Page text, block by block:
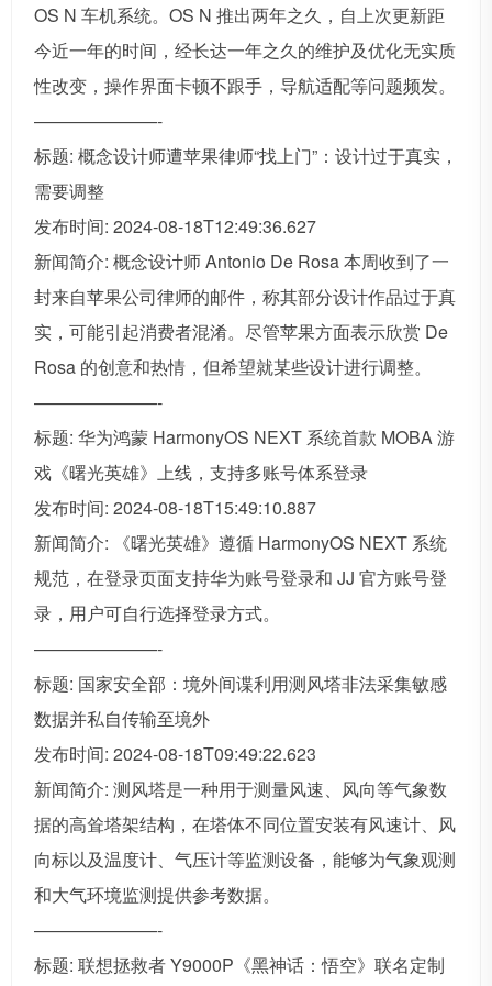
OS N 车机系统。OS N 推出两年之久，自上次更新距
今近一年的时间，经长达一年之久的维护及优化无实质
性改变，操作界面卡顿不跟手，导航适配等问题频发。
———————-
标题: 概念设计师遭苹果律师“找上门”：设计过于真实，
需要调整
发布时间: 2024-08-18T12:49:36.627
新闻简介: 概念设计师 Antonio De Rosa 本周收到了一
封来自苹果公司律师的邮件，称其部分设计作品过于真
实，可能引起消费者混淆。尽管苹果方面表示欣赏 De
Rosa 的创意和热情，但希望就某些设计进行调整。
———————-
标题: 华为鸿蒙 HarmonyOS NEXT 系统首款 MOBA 游
戏《曙光英雄》上线，支持多账号体系登录
发布时间: 2024-08-18T15:49:10.887
新闻简介: 《曙光英雄》遵循 HarmonyOS NEXT 系统
规范，在登录页面支持华为账号登录和 JJ 官方账号登
录，用户可自行选择登录方式。
———————-
标题: 国家安全部：境外间谍利用测风塔非法采集敏感
数据并私自传输至境外
发布时间: 2024-08-18T09:49:22.623
新闻简介: 测风塔是一种用于测量风速、风向等气象数
据的高耸塔架结构，在塔体不同位置安装有风速计、风
向标以及温度计、气压计等监测设备，能够为气象观测
和大气环境监测提供参考数据。
———————-
标题: 联想拯救者 Y9000P《黑神话：悟空》联名定制